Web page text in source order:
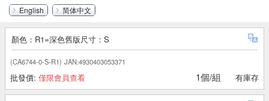
English 简体中文
顏色：R1=深色舊版尺寸：S
(CA6744-0-S-R1) JAN:4930403053371
批發價: 僅限會員查看 1個/組 有庫存